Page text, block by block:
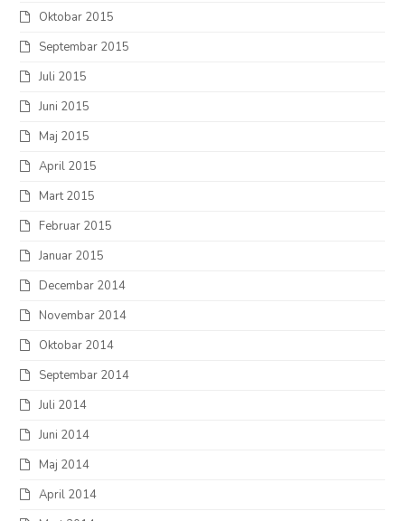
Oktobar 2015
Septembar 2015
Juli 2015
Juni 2015
Maj 2015
April 2015
Mart 2015
Februar 2015
Januar 2015
Decembar 2014
Novembar 2014
Oktobar 2014
Septembar 2014
Juli 2014
Juni 2014
Maj 2014
April 2014